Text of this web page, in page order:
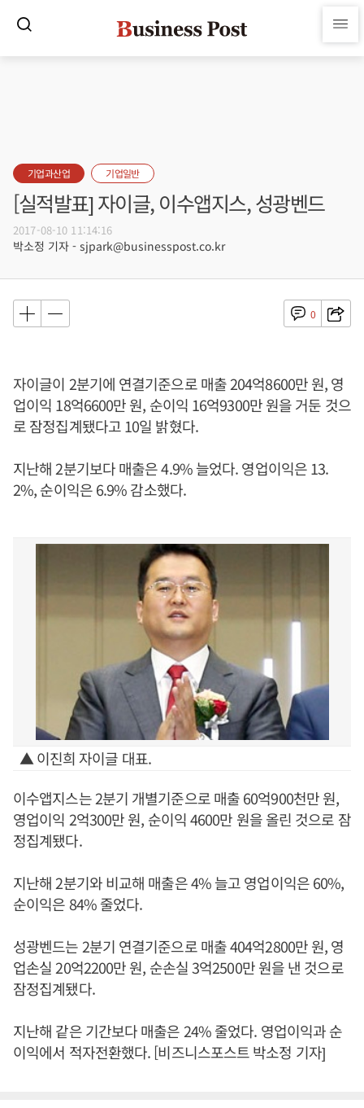
기업과산업 기업일반
[실적발표] 자이글, 이수앱지스, 성광벤드
2017-08-10 11:14:16
박소정 기자 - sjpark@businesspost.co.kr
0
자이글이 2분기에 연결기준으로 매출 204억8600만 원, 영
업이익 18억6600만 원, 순이익 16억9300만 원을 거둔 것으
로 잠정집계됐다고 10일 밝혔다.
지난해 2분기보다 매출은 4.9% 늘었다. 영업이익은 13.
2%, 순이익은 6.9% 감소했다.
▲ 이진희 자이글 대표.
이수앱지스는 2분기 개별기준으로 매출 60억900천만 원,
영업이익 2억300만 원, 순이익 4600만 원을 올린 것으로 잠
정집계됐다.
지난해 2분기와 비교해 매출은 4% 늘고 영업이익은 60%,
순이익은 84% 줄었다.
성광벤드는 2분기 연결기준으로 매출 404억2800만 원, 영
업손실 20억2200만 원, 순손실 3억2500만 원을 낸 것으로
잠정집계됐다.
지난해 같은 기간보다 매출은 24% 줄었다. 영업이익과 순
이익에서 적자전환했다. [비즈니스포스트 박소정 기자]